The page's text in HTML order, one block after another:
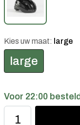
Kies uw maat: large
large
Voor 22:00